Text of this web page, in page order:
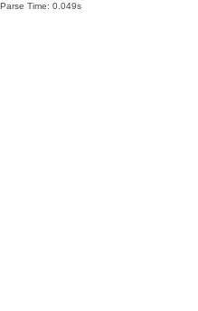
Parse Time: 0.049s